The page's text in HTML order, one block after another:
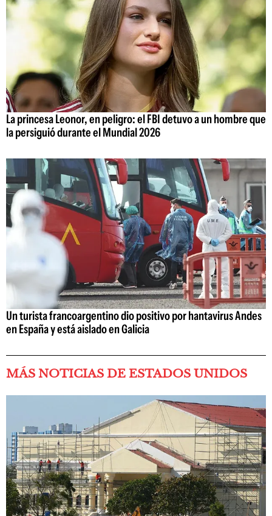
La princesa Leonor, en peligro: el FBI detuvo a un hombre que
la persiguió durante el Mundial 2026
Un turista francoargentino dio positivo por hantavirus Andes
en España y está aislado en Galicia
MÁS NOTICIAS DE ESTADOS UNIDOS